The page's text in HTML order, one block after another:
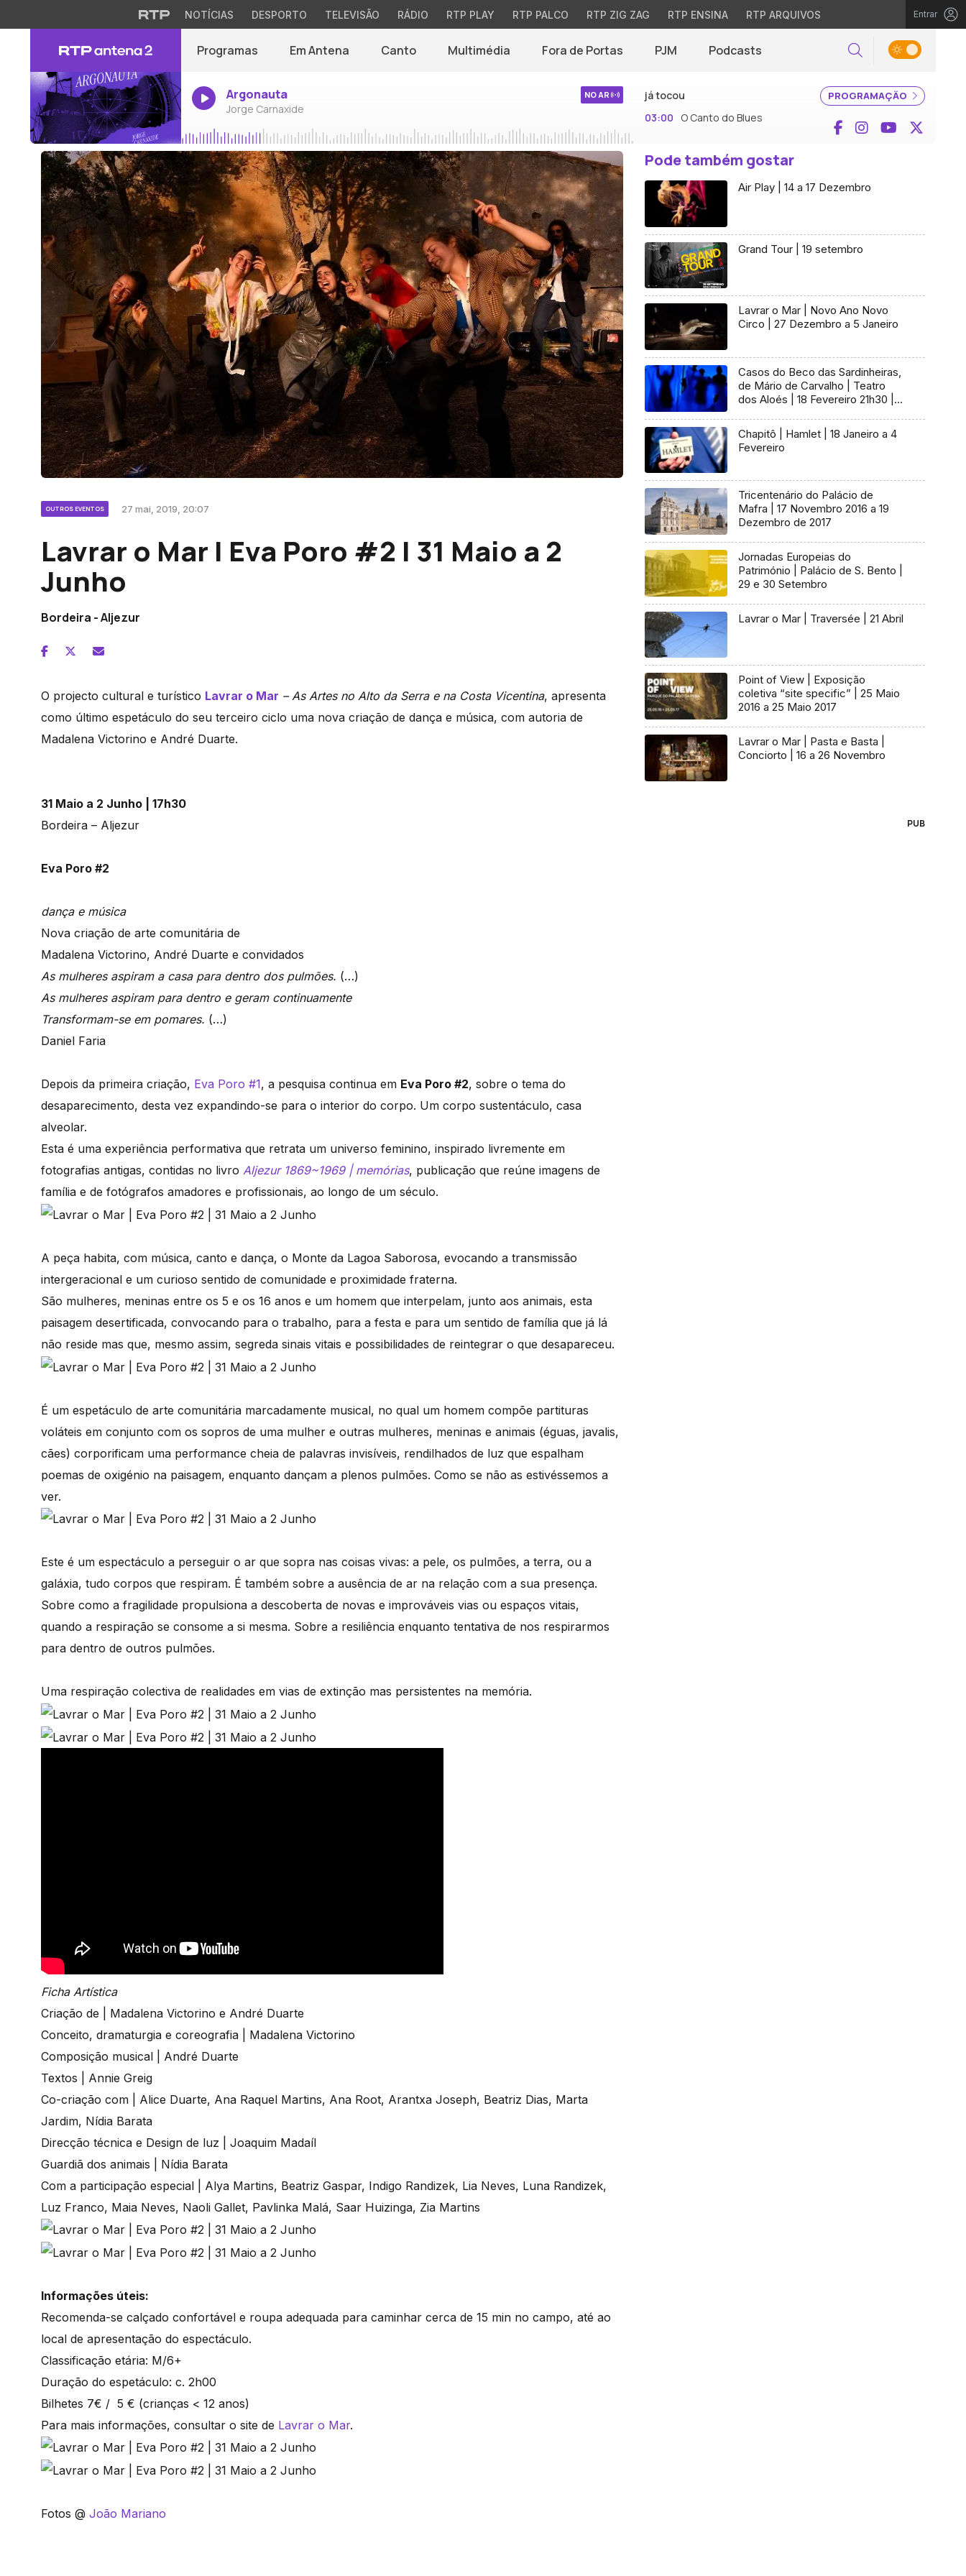
NOTÍCIAS DESPORTO TELEVISÃO RÁDIO RTP PLAY RTP PALCO RTP ZIG ZAG RTP ENSINA RTP ARQUIVOS Entrar
Programas Em Antena Canto Multimédia Fora de Portas PJM Podcasts Pesquisar
Argonauta
Jorge Carnaxide
NO AR PROGRAMAÇÃO
já tocou
03:00
O Canto do Blues Facebook
InstagramYouTube
OUTROS EVENTOS 27 mai, 2019, 20:07
Lavrar o Mar | Eva Poro #2 | 31 Maio a 2
Junho
Bordeira - Aljezur
O projecto cultural e turístico Lavrar o Mar – As Artes no Alto da Serra e na Costa Vicentina, apresenta
como último espetáculo do seu terceiro ciclo uma nova criação de dança e música, com autoria de
Madalena Victorino e André Duarte.
31 Maio a 2 Junho | 17h30
Bordeira – Aljezur
Eva Poro #2
dança e música
Nova criação de arte comunitária de
Madalena Victorino, André Duarte e convidados
As mulheres aspiram a casa para dentro dos pulmões. (…)
As mulheres aspiram para dentro e geram continuamente
Transformam-se em pomares. (…)
Daniel Faria
Depois da primeira criação, Eva Poro #1, a pesquisa continua em Eva Poro #2, sobre o tema do
desaparecimento, desta vez expandindo-se para o interior do corpo. Um corpo sustentáculo, casa
alveolar.
Esta é uma experiência performativa que retrata um universo feminino, inspirado livremente em
fotografias antigas, contidas no livro Aljezur 1869~1969 | memórias, publicação que reúne imagens de
família e de fotógrafos amadores e profissionais, ao longo de um século.
A peça habita, com música, canto e dança, o Monte da Lagoa Saborosa, evocando a transmissão
intergeracional e um curioso sentido de comunidade e proximidade fraterna.
São mulheres, meninas entre os 5 e os 16 anos e um homem que interpelam, junto aos animais, esta
paisagem desertificada, convocando para o trabalho, para a festa e para um sentido de família que já lá
não reside mas que, mesmo assim, segreda sinais vitais e possibilidades de reintegrar o que desapareceu.
É um espetáculo de arte comunitária marcadamente musical, no qual um homem compõe partituras
voláteis em conjunto com os sopros de uma mulher e outras mulheres, meninas e animais (éguas, javalis,
cães) corporificam uma performance cheia de palavras invisíveis, rendilhados de luz que espalham
poemas de oxigénio na paisagem, enquanto dançam a plenos pulmões. Como se não as estivéssemos a
ver.
Este é um espectáculo a perseguir o ar que sopra nas coisas vivas: a pele, os pulmões, a terra, ou a
galáxia, tudo corpos que respiram. É também sobre a ausência de ar na relação com a sua presença.
Sobre como a fragilidade propulsiona a descoberta de novas e improváveis vias ou espaços vitais,
quando a respiração se consome a si mesma. Sobre a resiliência enquanto tentativa de nos respirarmos
para dentro de outros pulmões.
Uma respiração colectiva de realidades em vias de extinção mas persistentes na memória.
Ficha Artística
Criação de | Madalena Victorino e André Duarte
Conceito, dramaturgia e coreografia | Madalena Victorino
Composição musical | André Duarte
Textos | Annie Greig
Co-criação com | Alice Duarte, Ana Raquel Martins, Ana Root, Arantxa Joseph, Beatriz Dias, Marta
Jardim, Nídia Barata
Direcção técnica e Design de luz | Joaquim Madaíl
Guardiã dos animais | Nídia Barata
Com a participação especial | Alya Martins, Beatriz Gaspar, Indigo Randizek, Lia Neves, Luna Randizek,
Luz Franco, Maia Neves, Naoli Gallet, Pavlinka Malá, Saar Huizinga, Zia Martins
Informações úteis:
Recomenda-se calçado confortável e roupa adequada para caminhar cerca de 15 min no campo, até ao
local de apresentação do espectáculo.
Classificação etária: M/6+
Duração do espetáculo: c. 2h00
Bilhetes 7€ / 5 € (crianças < 12 anos)
Para mais informações, consultar o site de Lavrar o Mar.
Fotos @ João Mariano
Pode também gostar
Air Play | 14 a 17 Dezembro
Grand Tour | 19 setembro
Lavrar o Mar | Novo Ano Novo
Circo | 27 Dezembro a 5 Janeiro
Casos do Beco das Sardinheiras,
de Mário de Carvalho | Teatro
dos Aloés | 18 Fevereiro 21h30 |
Chapitô | Hamlet | 18 Janeiro a 4
Fevereiro
Tricentenário do Palácio de
Mafra | 17 Novembro 2016 a 19
Dezembro de 2017
Jornadas Europeias do
Património | Palácio de S. Bento |
29 e 30 Setembro
Lavrar o Mar | Traversée | 21 Abril
Point of View | Exposição
coletiva “site specific” | 25 Maio
2016 a 25 Maio 2017
Lavrar o Mar | Pasta e Basta |
Conciorto | 16 a 26 Novembro
PUB